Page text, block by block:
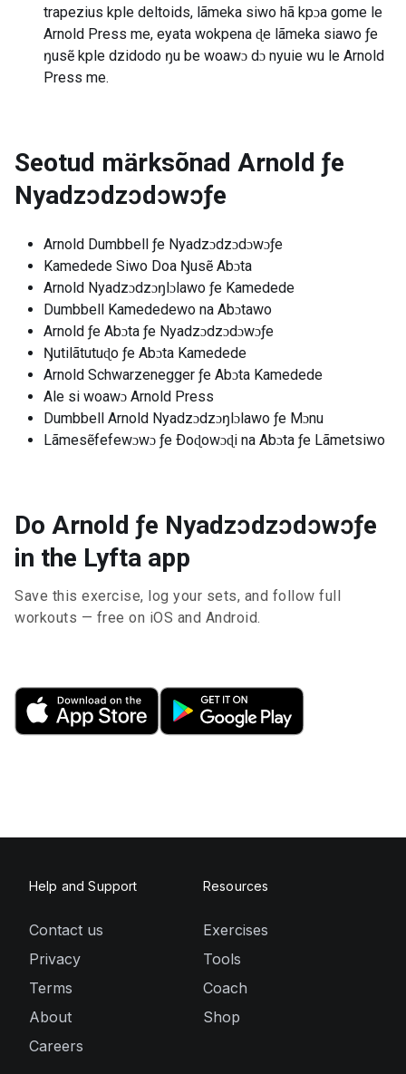
trapezius kple deltoids, lãmeka siwo hã kpɔa gome le
Arnold Press me, eyata wokpena ɖe lãmeka siawo ƒe
ŋusẽ kple dzidodo ŋu be woawɔ dɔ nyuie wu le Arnold
Press me.
Seotud märksõnad Arnold ƒe
Nyadzɔdzɔdɔwɔƒe
Arnold Dumbbell ƒe Nyadzɔdzɔdɔwɔƒe
Kamedede Siwo Doa Ŋusẽ Abɔta
Arnold Nyadzɔdzɔŋlɔlawo ƒe Kamedede
Dumbbell Kamededewo na Abɔtawo
Arnold ƒe Abɔta ƒe Nyadzɔdzɔdɔwɔƒe
Ŋutilãtutuɖo ƒe Abɔta Kamedede
Arnold Schwarzenegger ƒe Abɔta Kamedede
Ale si woawɔ Arnold Press
Dumbbell Arnold Nyadzɔdzɔŋlɔlawo ƒe Mɔnu
Lãmesẽfefewɔwɔ ƒe Ðoɖowɔɖi na Abɔta ƒe Lãmetsiwo
Do Arnold ƒe Nyadzɔdzɔdɔwɔƒe
in the Lyfta app
Save this exercise, log your sets, and follow full
workouts — free on iOS and Android.
Help and Support
Contact us
Privacy
Terms
About
Careers
Resources
Exercises
Tools
Coach
Shop